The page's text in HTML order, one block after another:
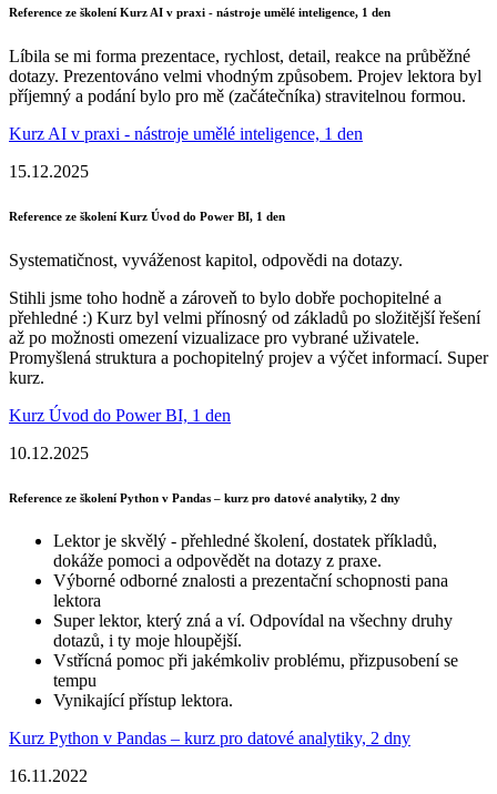
Reference ze školení Kurz AI v praxi - nástroje umělé inteligence, 1 den
Líbila se mi forma prezentace, rychlost, detail, reakce na průběžné
dotazy. Prezentováno velmi vhodným způsobem. Projev lektora byl
příjemný a podání bylo pro mě (začátečníka) stravitelnou formou.
Kurz AI v praxi - nástroje umělé inteligence, 1 den
15.12.2025
Reference ze školení Kurz Úvod do Power BI, 1 den
Systematičnost, vyváženost kapitol, odpovědi na dotazy.
Stihli jsme toho hodně a zároveň to bylo dobře pochopitelné a
přehledné :) Kurz byl velmi přínosný od základů po složitější řešení
až po možnosti omezení vizualizace pro vybrané uživatele.
Promyšlená struktura a pochopitelný projev a výčet informací. Super
kurz.
Kurz Úvod do Power BI, 1 den
10.12.2025
Reference ze školení Python v Pandas – kurz pro datové analytiky, 2 dny
Lektor je skvělý - přehledné školení, dostatek příkladů,
dokáže pomoci a odpovědět na dotazy z praxe.
Výborné odborné znalosti a prezentační schopnosti pana
lektora
Super lektor, který zná a ví. Odpovídal na všechny druhy
dotazů, i ty moje hloupější.
Vstřícná pomoc při jakémkoliv problému, přizpusobení se
tempu
Vynikající přístup lektora.
Kurz Python v Pandas – kurz pro datové analytiky, 2 dny
16.11.2022